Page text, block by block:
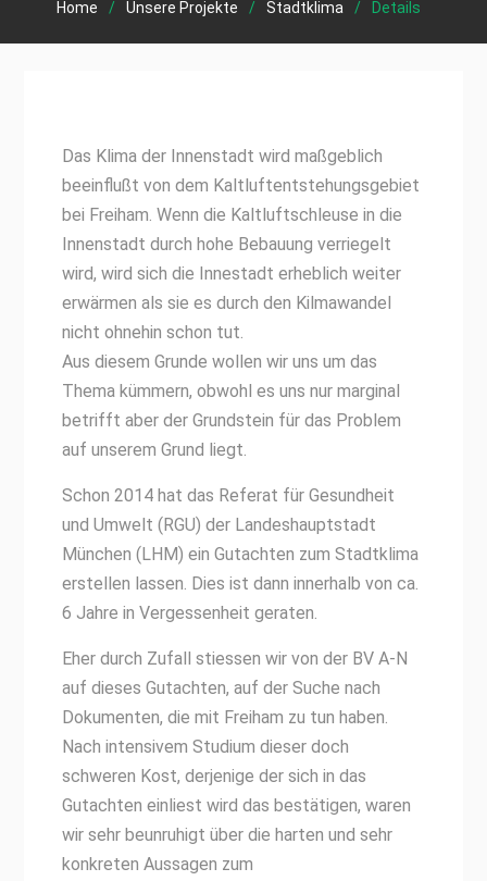
Home Unsere Projekte Stadtklima Details
Das Klima der Innenstadt wird maßgeblich
beeinflußt von dem Kaltluftentstehungsgebiet
bei Freiham. Wenn die Kaltluftschleuse in die
Innenstadt durch hohe Bebauung verriegelt
wird, wird sich die Innestadt erheblich weiter
erwärmen als sie es durch den Kilmawandel
nicht ohnehin schon tut.
Aus diesem Grunde wollen wir uns um das
Thema kümmern, obwohl es uns nur marginal
betrifft aber der Grundstein für das Problem
auf unserem Grund liegt.
Schon 2014 hat das Referat für Gesundheit
und Umwelt (RGU) der Landeshauptstadt
München (LHM) ein Gutachten zum Stadtklima
erstellen lassen. Dies ist dann innerhalb von ca.
6 Jahre in Vergessenheit geraten.
Eher durch Zufall stiessen wir von der BV A-N
auf dieses Gutachten, auf der Suche nach
Dokumenten, die mit Freiham zu tun haben.
Nach intensivem Studium dieser doch
schweren Kost, derjenige der sich in das
Gutachten einliest wird das bestätigen, waren
wir sehr beunruhigt über die harten und sehr
konkreten Aussagen zum